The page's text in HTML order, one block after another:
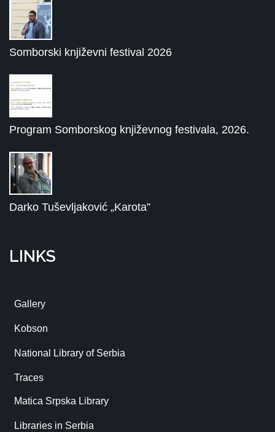
Somborski književni festival 2026
Program Somborskog književnog festivala, 2026.
Darko Tuševljaković „Karota”
LINKS
Gallery
Kobson
National Library of Serbia
Traces
Matica Srpska Library
Libraries in Serbia